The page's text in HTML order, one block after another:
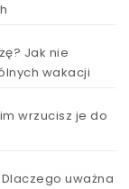
Jak nie
wakacji
wrzucisz je do
Dlaczego uważna